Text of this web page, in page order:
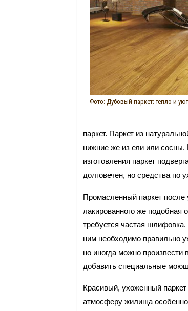
Фото: Дубовый паркет: тепло и уют
паркет. Паркет из
нижние же из ели или сосны.
изготовления паркет
долговечен, но средства по
Промасленный паркет после
лакированного же подобная
требуется частая
ним необходимо правильно
но иногда можно
добавить специальные
Красивый, ухоженный
атмосферу жилища особенно